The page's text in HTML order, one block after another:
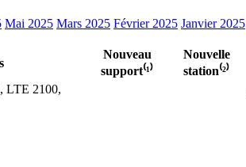
Mai 2025 Mars 2025 Février 2025 Janvier 2025
Nouveau
support⁽¹⁾
Nouvelle
station⁽²⁾
LTE 2100,